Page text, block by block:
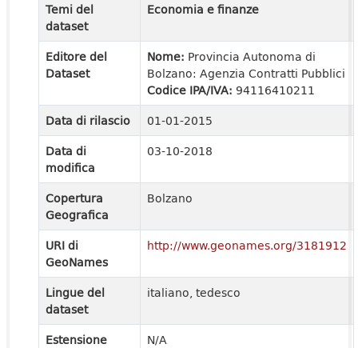
Temi del
dataset
Economia e finanze
Editore del
Dataset
Nome: Provincia Autonoma di
Bolzano: Agenzia Contratti Pubblici
Codice IPA/IVA: 94116410211
Data di rilascio
01-01-2015
Data di
modifica
03-10-2018
Copertura
Geografica
Bolzano
URI di
GeoNames
http://www.geonames.org/3181912
Lingue del
dataset
italiano, tedesco
Estensione N/A